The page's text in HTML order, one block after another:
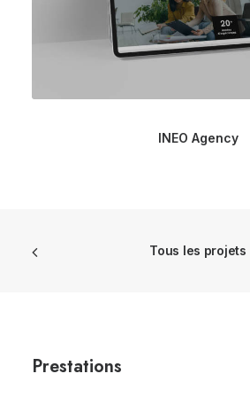
INEO Agency
Tous les projets
Prestations